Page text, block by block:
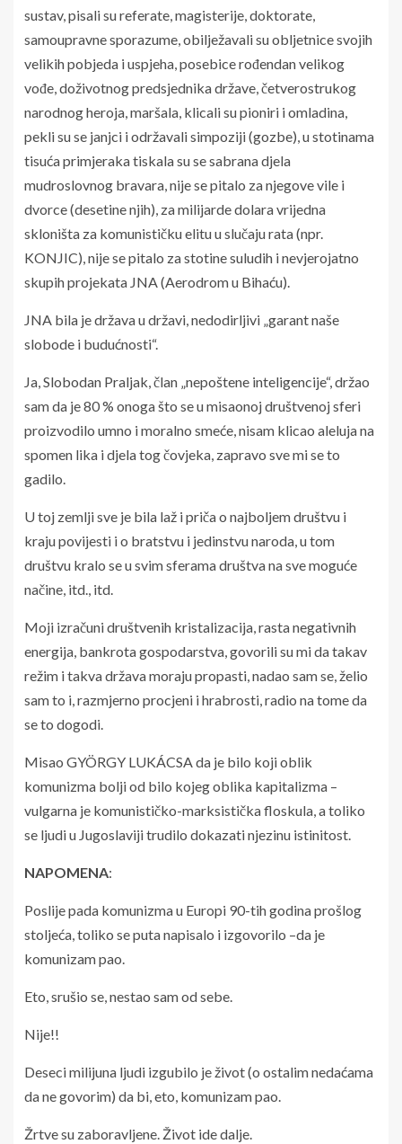
sustav, pisali su referate, magisterije, doktorate,
samoupravne sporazume, obilježavali su obljetnice svojih
velikih pobjeda i uspjeha, posebice rođendan velikog
vođe, doživotnog predsjednika države, četverostrukog
narodnog heroja, maršala, klicali su pioniri i omladina,
pekli su se janjci i održavali simpoziji (gozbe), u stotinama
tisuća primjeraka tiskala su se sabrana djela
mudroslovnog bravara, nije se pitalo za njegove vile i
dvorce (desetine njih), za milijarde dolara vrijedna
skloništa za komunističku elitu u slučaju rata (npr.
KONJIC), nije se pitalo za stotine suludih i nevjerojatno
skupih projekata JNA (Aerodrom u Bihaću).
JNA bila je država u državi, nedodirljivi „garant naše
slobode i budućnosti“.
Ja, Slobodan Praljak, član „nepoštene inteligencije“, držao
sam da je 80 % onoga što se u misaonoj društvenoj sferi
proizvodilo umno i moralno smeće, nisam klicao aleluja na
spomen lika i djela tog čovjeka, zapravo sve mi se to
gadilo.
U toj zemlji sve je bila laž i priča o najboljem društvu i
kraju povijesti i o bratstvu i jedinstvu naroda, u tom
društvu kralo se u svim sferama društva na sve moguće
načine, itd., itd.
Moji izračuni društvenih kristalizacija, rasta negativnih
energija, bankrota gospodarstva, govorili su mi da takav
režim i takva država moraju propasti, nadao sam se, želio
sam to i, razmjerno procjeni i hrabrosti, radio na tome da
se to dogodi.
Misao GYÖRGY LUKÁCSA da je bilo koji oblik
komunizma bolji od bilo kojeg oblika kapitalizma –
vulgarna je komunističko-marksistička floskula, a toliko
se ljudi u Jugoslaviji trudilo dokazati njezinu istinitost.
NAPOMENA:
Poslije pada komunizma u Europi 90-tih godina prošlog
stoljeća, toliko se puta napisalo i izgovorilo –da je
komunizam pao.
Eto, srušio se, nestao sam od sebe.
Nije!!
Deseci milijuna ljudi izgubilo je život (o ostalim nedaćama
da ne govorim) da bi, eto, komunizam pao.
Žrtve su zaboravljene. Život ide dalje.